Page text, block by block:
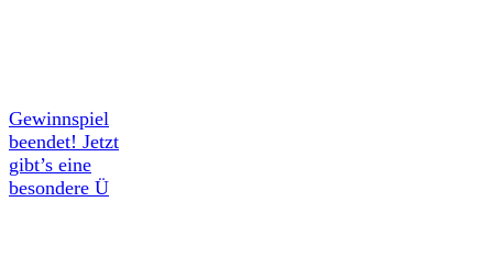
Gewinnspiel
beendet! Jetzt
gibt’s eine
besondere Ü